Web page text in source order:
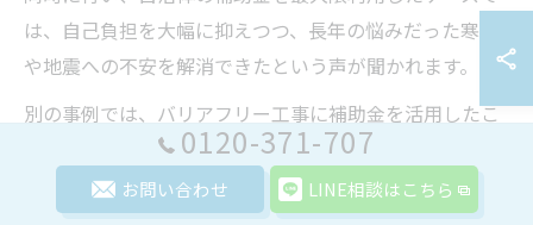
は、自己負担を大幅に抑えつつ、長年の悩みだった寒さ
や地震への不安を解消できたという声が聞かれます。
別の事例では、バリアフリー工事に補助金を活用したこ
とで、高齢のご家族が安心して暮らせる住環境を実現し
ています。手すりの設置や段差解消などのリフォーム
0120-371-707
お問い合わせ LINE相談はこちら